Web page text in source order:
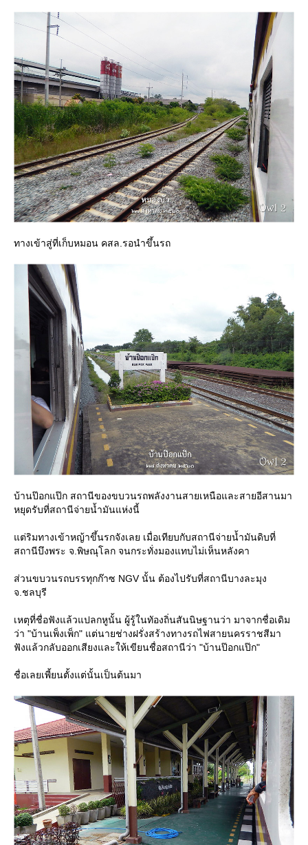
ทางเข้าสู่ที่เก็บหมอน คสล.รอนำขึ้นรถ
บ้านป๊อกแป๊ก สถานีของขบวนรถพลังงานสายเหนือและสายอีสานมา
หยุดรับที่สถานีจ่ายน้ำมันแห่งนี้
ต่ริมทางเข้าหญ้าขึ้นรกจังเลย เมื่อเทียบกับสถานีจ่ายน้ำมันดิบที่
สถานีบึงพระ จ.พิษณุโลก จนกระทั่งมองแทบไม่เห็นหลังคา
ส่วนขบวนรถบรรทุกก๊าซ NGV นั้น ต้องไปรับที่สถานีบางละมุง
จ.ชลบุรี
เหตุที่ชื่อฟังแล้วแปลกหูนั้น ผู้รู้ในทัองถิ่นสันนิษฐานว่า มาจากชื่อเดิม
ว่า "บ้านเพ็งเพ็ก" แต่นายช่างฝรั่งสร้างทางรถไฟสายนครราชสีมา
ฟังแล้วกลับออกเสียงและให้เขียนชื่อสถานีว่า "บ้านป๊อกแป๊ก"
ชื่อเลยเพี้ยนตั้งแต่นั้นเป็นต้นมา